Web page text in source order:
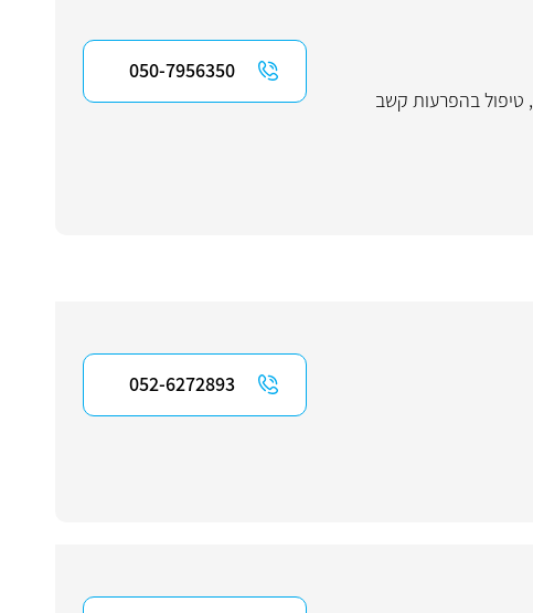
, טיפול בהפרעות קשב
050-7956350
052-6272893